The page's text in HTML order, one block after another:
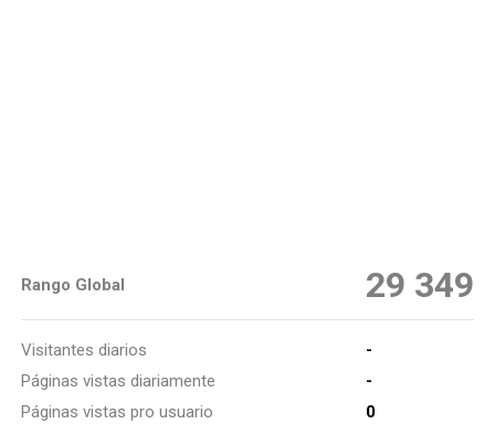
Rango Global 29 349
Visitantes diarios
-
Páginas vistas diariamente
-
Páginas vistas pro usuario
0